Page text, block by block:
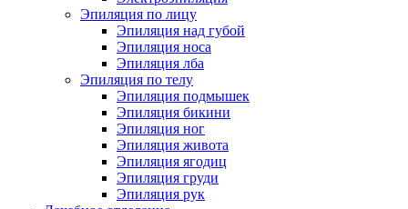
Эпиляция по лицу
Эпиляция над губой
Эпиляция носа
Эпиляция лба
Эпиляция по телу
Эпиляция подмышек
Эпиляция бикини
Эпиляция ног
Эпиляция живота
Эпиляция ягодиц
Эпиляция груди
Эпиляция рук